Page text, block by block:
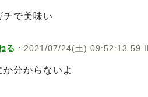
チで美味い
る : 2021/07/24(土) 09:52:13.59
分からないよ